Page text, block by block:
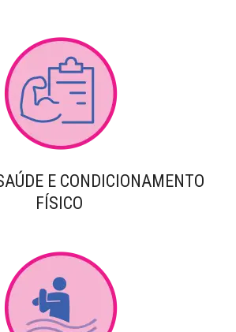
E CONDICIONAMENTO
FÍSICO